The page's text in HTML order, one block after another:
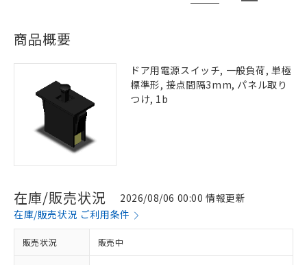
商品概要
ドア用電源スイッチ, 一般負荷, 単極
標準形, 接点間隔3mm, パネル取り
つけ, 1b
在庫/販売状況
2026/08/06 00:00 情報更新
在庫/販売状況 ご利用条件
販売状況 販売中